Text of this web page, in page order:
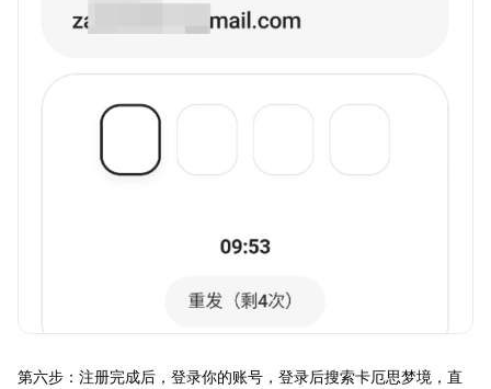
第六步：注册完成后，登录你的账号，登录后搜索卡厄思梦境，直